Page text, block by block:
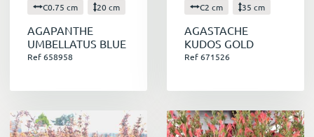
C0.75 cm 20 cm
AGAPANTHE
UMBELLATUS BLUE
Ref 658958
C2 cm 35 cm
AGASTACHE
KUDOS GOLD
Ref 671526